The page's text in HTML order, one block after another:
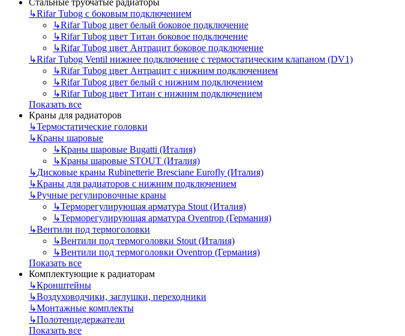
↳Rifar Tubog с боковым подключением
↳Rifar Tubog цвет белый боковое подключение
↳Rifar Tubog цвет Титан боковое подключение
↳Rifar Tubog цвет Антрацит боковое подключение
↳Rifar Tubog Ventil нижнее подключение с термостатическим клапаном (DV1)
↳Rifar Tubog цвет Антрацит с нижним подключением
↳Rifar Tubog цвет белый с нижним подключением
↳Rifar Tubog цвет Титан с нижним подключением
Показать все
Краны для радиаторов
↳Термостатические головки
↳Краны шаровые
↳Краны шаровые Bugatti (Италия)
↳Краны шаровые STOUT (Италия)
↳Дисковые краны Rubinetterie Bresciane Eurofly (Италия)
↳Краны для радиаторов с нижним подключением
↳Ручные регулировочные краны
↳Терморегулирующая арматура Stout (Италия)
↳Терморегулирующая арматура Oventrop (Германия)
↳Вентили под термоголовки
↳Вентили под термоголовки Stout (Италия)
↳Вентили под термоголовки Oventrop (Германия)
Показать все
Комплектующие к радиаторам
↳Кронштейны
↳Воздуховодчики, заглушки, переходники
↳Монтажные комплекты
↳Полотенцедержатели
Показать все